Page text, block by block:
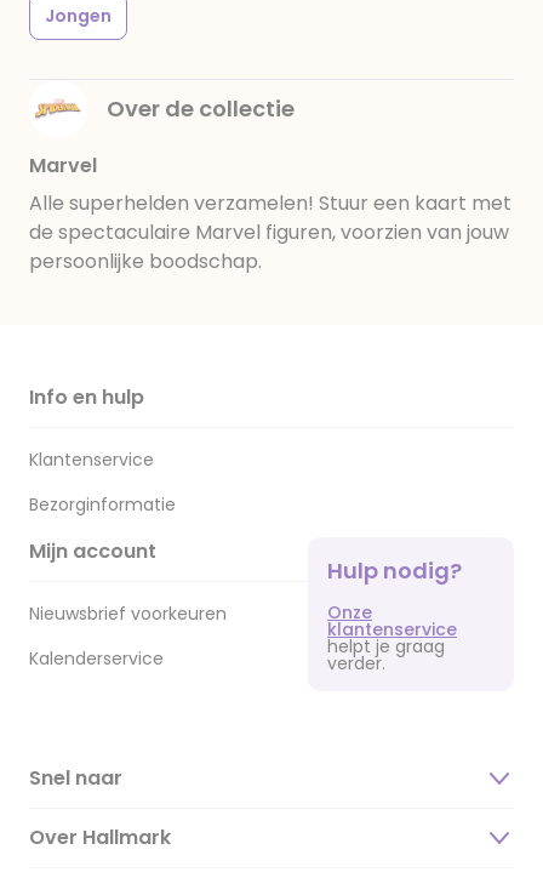
Jongen
Over de collectie
Marvel
Alle superhelden verzamelen! Stuur een kaart met
de spectaculaire Marvel figuren, voorzien van jouw
persoonlijke boodschap.
Info en hulp
Klantenservice
Bezorginformatie
Mijn account
Nieuwsbrief voorkeuren
Kalenderservice
Hulp nodig?
Onze
klantenservice
helpt je graag
verder.
Snel naar
Over Hallmark